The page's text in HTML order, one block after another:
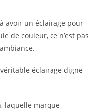
avoir un éclairage pour
de couleur, ce n’est pas
éclairage digne
laquelle marque